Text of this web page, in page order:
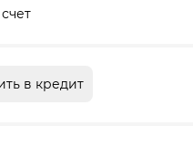
в кредит